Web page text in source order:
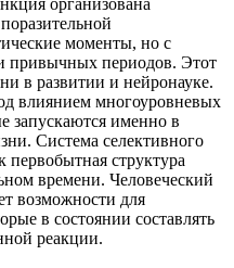
моменты, но с
привычных периодов. Этот
в развитии и нейронауке.
влиянием многоуровневых
запускаются именно в
Система селективного
структура
времени. Человеческий
возможности для
в состоянии составлять
реакции.